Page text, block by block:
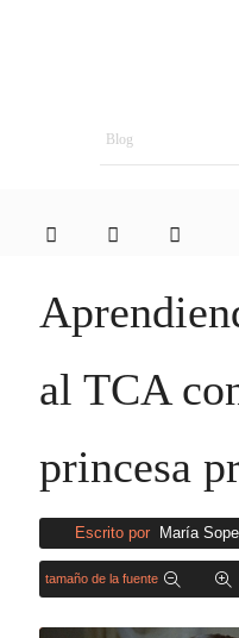
Blog
al TCA
princesa
Escrito por María
tamaño de la fuente